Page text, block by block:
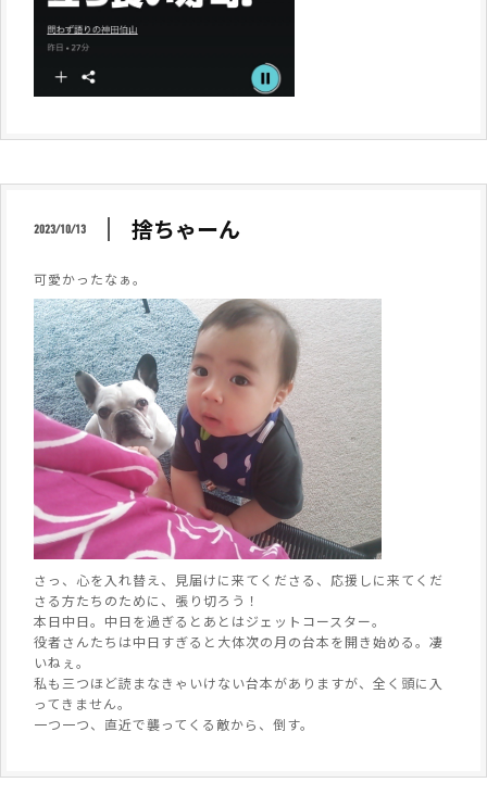
2023/10/13 捨ちゃーん
可愛かったなぁ。
さっ、心を入れ替え、見届けに来てくださる、応援しに来てくだ
さる方たちのために、張り切ろう！
本日中日。中日を過ぎるとあとはジェットコースター。
役者さんたちは中日すぎると大体次の月の台本を開き始める。凄
いねぇ。
私も三つほど読まなきゃいけない台本がありますが、全く頭に入
ってきません。
一つ一つ、直近で襲ってくる敵から、倒す。